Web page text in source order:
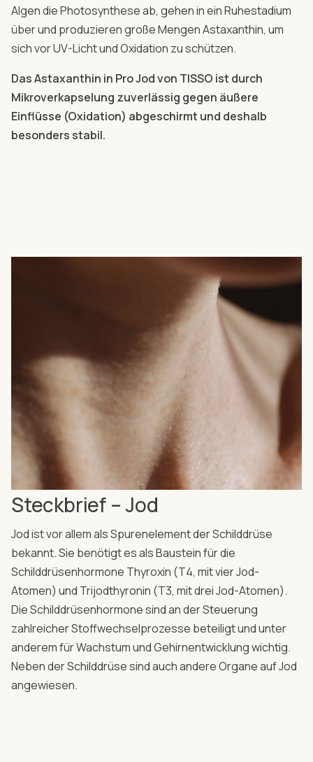
Algen die Photosynthese ab, gehen in ein Ruhestadium
über und produzieren große Mengen Astaxanthin, um
sich vor UV-Licht und Oxidation zu schützen.
Das Astaxanthin in Pro Jod von TISSO ist durch
Mikroverkapselung zuverlässig gegen äußere
Einflüsse (Oxidation) abgeschirmt und deshalb
besonders stabil.
Steckbrief – Jod
Jod ist vor allem als Spurenelement der Schilddrüse
bekannt. Sie benötigt es als Baustein für die
Schilddrüsenhormone Thyroxin (T4, mit vier Jod-
Atomen) und Trijod­thyronin (T3, mit drei Jod-Atomen).
Die Schilddrüsenhormone sind an der Steuerung
zahlreicher Stoffwechselprozesse beteiligt und unter
anderem für Wachstum und Gehirnentwicklung wichtig.
Neben der Schilddrüse sind auch andere Organe auf Jod
angewiesen.